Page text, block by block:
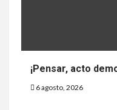
¡Pensar, acto
6 agosto, 2026